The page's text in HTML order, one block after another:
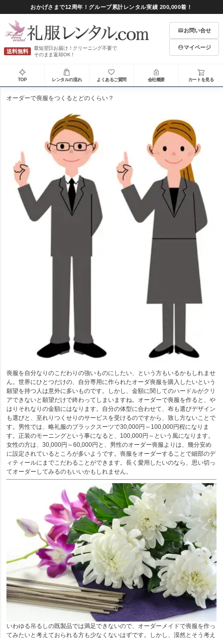
おかげさまで12周年！グループ累計レンタル実績 200,000着！
送料無料
最短翌日お届け！クリーニング不要で
そのまま返却OK！
お問い合せ
マイページ
TOP レンタルの流れ よくあるご質問 会社概要 カートを見る
オーダーで喪服をつくるとどのくらい？
喪服を自分なりのこだわりの強いものにしたい、という方もいるかもしれませ
ん。世界にひとつだけの、自分専用に作られたオーダ喪服を購入したいという
願望を持つ人は意外に多いものです。しかし、金額に関してのハードルがクリ
アできないと願望だけで終わってしまいますね。オーダーで喪服を作ると、や
はりそれなりの金額にはなります。自分の体型に合わせて、布も選びデザイン
も選びと、至れりつくせりのサービスを受けるのですから、致し方ないことで
す。男性では、略礼服のブラックスーツで30,000円～100,000円程になりま
す。正装のモーニングという事になると、100,000円～という風になります。
女性の方は、30,000円～60,000円と、男性のオーダー喪服よりは、幾分安め
に設定されているところが多いようです。喪服をオーダーすることで細部のデ
ィティールにまでこだわることができます。長く愛用したいのなら、思い切っ
てオーダーしてみるのもいいかもしれません。
いわゆる吊るしの既製品では満足できないので、オーダーメイドで喪服を作っ
てみたいと考えておられる方も少なくないはずです。しかし、漠然とそう考え